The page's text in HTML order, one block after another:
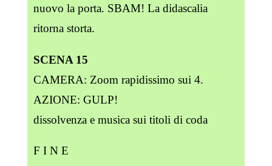
nuovo la porta. SBAM! La didascalia
ritorna storta.
SCENA 15
CAMERA: Zoom rapidissimo sui 4.
AZIONE: GULP!
dissolvenza e musica sui titoli di coda
F I N E